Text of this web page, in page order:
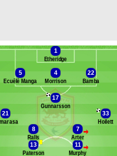
Banc des remplaçants Cardiff City
Laing
1
Etheridge
5
Écuélé Manga
4
Morrison
22
Bamba
17
Gunnarsson
21
33
Hoilett
8
Ralls
>
7
Arter
13
Paterson
>
11
Murphy